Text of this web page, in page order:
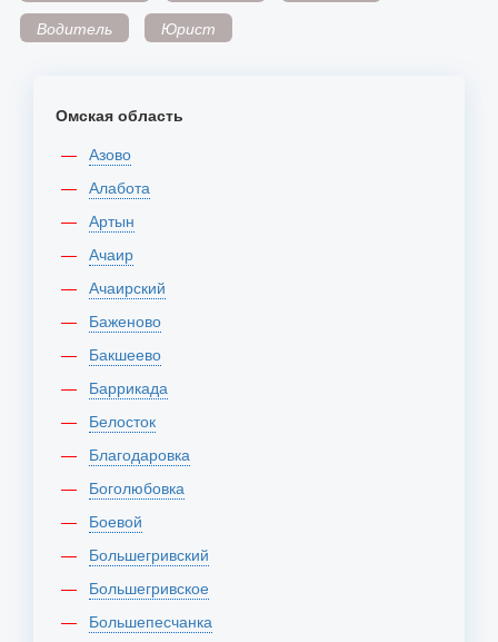
Водитель
Юрист
Омская область
Азово
Алабота
Артын
Ачаир
Ачаирский
Баженово
Бакшеево
Баррикада
Белосток
Благодаровка
Боголюбовка
Боевой
Большегривский
Большегривское
Большепесчанка